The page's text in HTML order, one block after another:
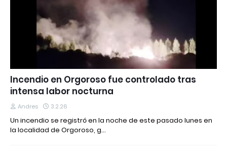
Incendio en Orgoroso fue controlado tras
intensa labor nocturna
Andres 3.2.26
Un incendio se registró en la noche de este pasado lunes en
la localidad de Orgoroso, g…